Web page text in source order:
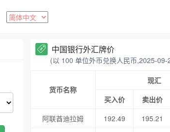
中国银行外汇牌价
(以 100 单位外币兑换人民币,2025-
货币名称
现汇
买入价
卖出价
阿联酋迪拉姆
192.49 195.21